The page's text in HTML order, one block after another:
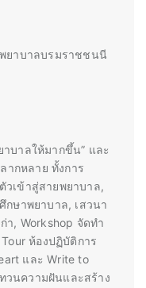
ยาบาลบรมราชชนนี
าบาลให้มากขึ้น” และ
ากหลาย ทั้งการ
เข้าสู่สายพยาบาล,
ษาพยาบาล, เสวนา
, Workshop จัดทำ
ห้องปฏิบัติการ
และ Write to
วนความฝันและสร้าง